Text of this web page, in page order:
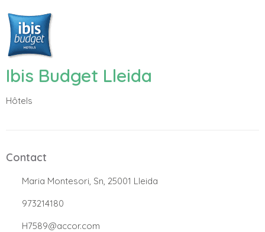
Ibis Budget Lleida
Hôtels
Contact
Maria Montesori, Sn, 25001 Lleida
973214180
H7589@accor.com